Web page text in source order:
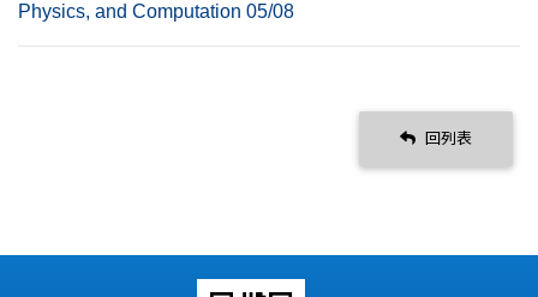
Physics, and Computation 05/08
回列表